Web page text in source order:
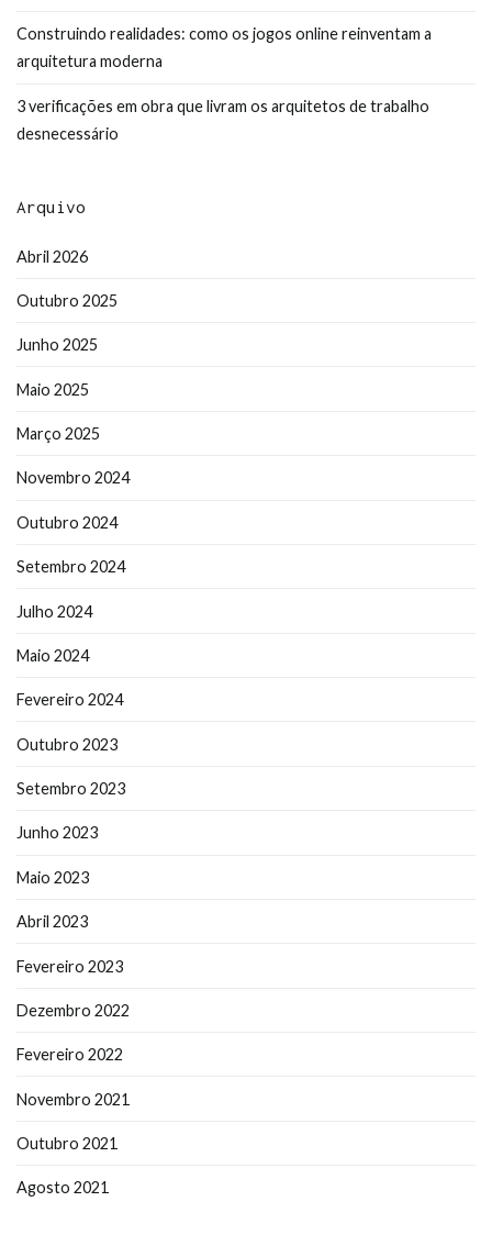
Construindo realidades: como os jogos online reinventam a
arquitetura moderna
3 verificações em obra que livram os arquitetos de trabalho
desnecessário
Arquivo
Abril 2026
Outubro 2025
Junho 2025
Maio 2025
Março 2025
Novembro 2024
Outubro 2024
Setembro 2024
Julho 2024
Maio 2024
Fevereiro 2024
Outubro 2023
Setembro 2023
Junho 2023
Maio 2023
Abril 2023
Fevereiro 2023
Dezembro 2022
Fevereiro 2022
Novembro 2021
Outubro 2021
Agosto 2021